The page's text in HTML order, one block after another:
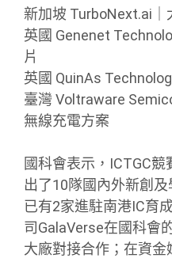
新加坡 TurboNext.ai
英國 Genenet
片
英國 QuinAs
臺灣 Voltraware
無線充電方案
國科會表示，ICTGC
出了10隊國內外新創
已有2家進駐南港IC育
司GalaVerse在國科會
大廠對接合作；在資